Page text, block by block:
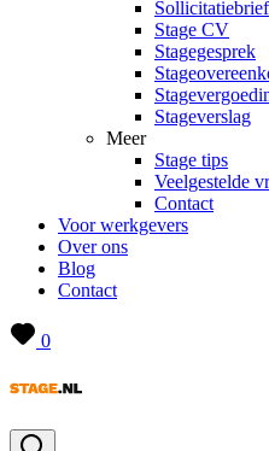
Sollicitatiebrief
Stage CV
Stagegesprek
Stageverslag
Meer
Stage tips
Veelgestelde
Contact
Voor werkgevers
Over ons
Blog
Contact
0